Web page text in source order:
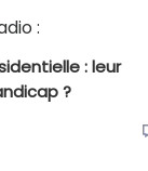
:
: leur
?